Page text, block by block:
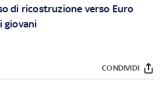
di ricostruzione verso Euro
giovani
CONDIVIDI